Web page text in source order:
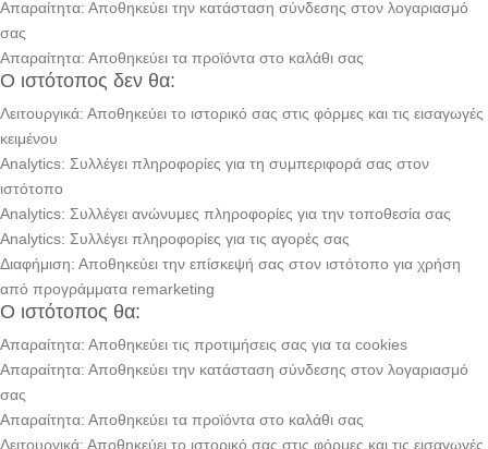
Απαραίτητα: Αποθηκεύει την κατάσταση σύνδεσης στον λογαριασμό
σας
Απαραίτητα: Αποθηκεύει τα προϊόντα στο καλάθι σας
Ο ιστότοπος δεν θα:
Λειτουργικά: Αποθηκεύει το ιστορικό σας στις φόρμες και τις εισαγωγές
κειμένου
Analytics: Συλλέγει πληροφορίες για τη συμπεριφορά σας στον
ιστότοπο
Analytics: Συλλέγει ανώνυμες πληροφορίες για την τοποθεσία σας
Analytics: Συλλέγει πληροφορίες για τις αγορές σας
Διαφήμιση: Αποθηκεύει την επίσκεψή σας στον ιστότοπο για χρήση
από προγράμματα remarketing
Ο ιστότοπος θα:
Απαραίτητα: Αποθηκεύει τις προτιμήσεις σας για τα cookies
Απαραίτητα: Αποθηκεύει την κατάσταση σύνδεσης στον λογαριασμό
σας
Απαραίτητα: Αποθηκεύει τα προϊόντα στο καλάθι σας
Λειτουργικά: Αποθηκεύει το ιστορικό σας στις φόρμες και τις εισαγωγές